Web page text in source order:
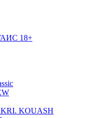
18+
KOUASH